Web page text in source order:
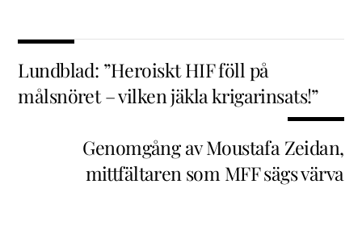
Lundblad: ”Heroiskt HIF föll på
målsnöret – vilken jäkla krigarinsats!”
Genomgång av Moustafa Zeidan,
mittfältaren som MFF sägs värva